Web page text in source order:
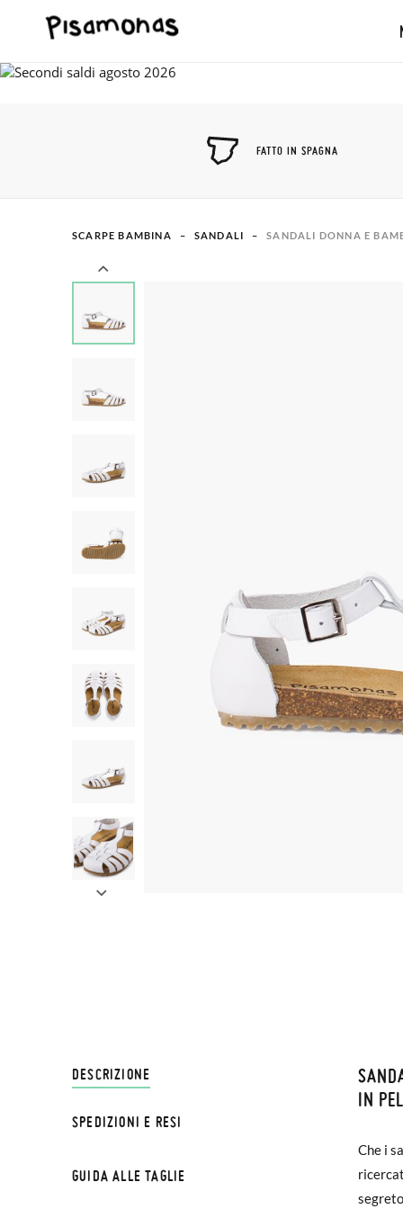
FATTO IN SPAGNA
SCARPE BAMBINA SANDALI SANDALI DONNA E
DESCRIZIONE
IN
Che i
SPEDIZIONI E RESI
€ e
GUIDA ALLE TAGLIE
possa